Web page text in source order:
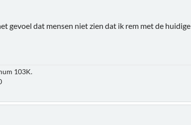
gevoel dat mensen niet zien dat ik rem met de huidige
103K.